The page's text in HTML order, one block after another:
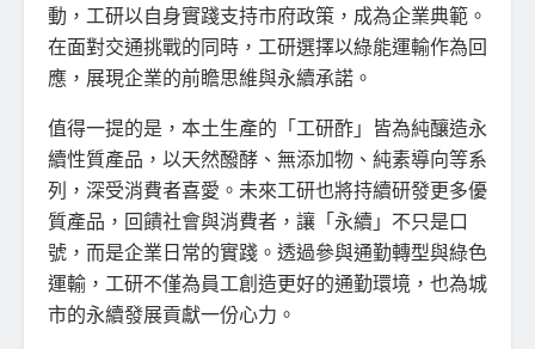
動，工研以自身實踐支持市府政策，成為企業典範。
在面對交通挑戰的同時，工研選擇以綠能運輸作為回
應，展現企業的前瞻思維與永續承諾。
值得一提的是，本土生產的「工研酢」皆為純釀造永
續性質產品，以天然醱酵、無添加物、純素導向等系
列，深受消費者喜愛。未來工研也將持續研發更多優
質產品，回饋社會與消費者，讓「永續」不只是口
號，而是企業日常的實踐。透過參與通勤轉型與綠色
運輸，工研不僅為員工創造更好的通勤環境，也為城
市的永續發展貢獻一份心力。